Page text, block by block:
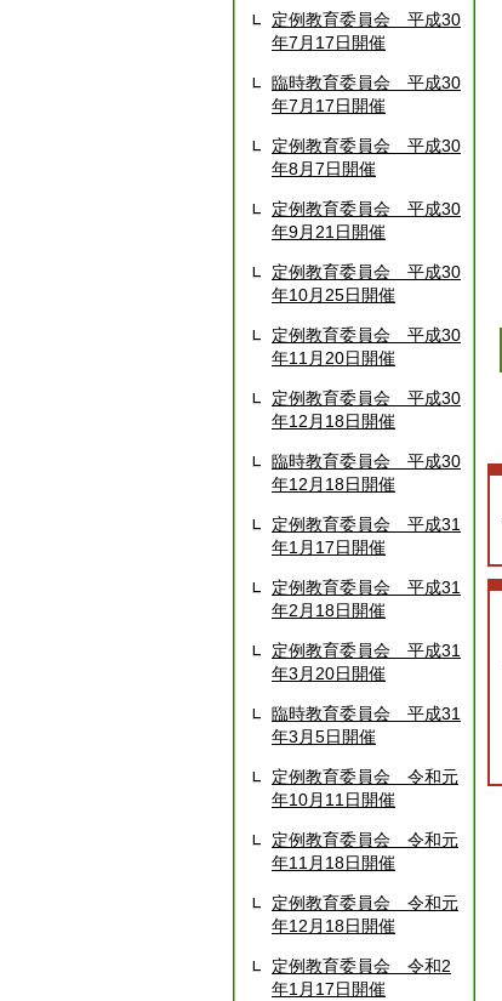
定例教育委員会 平成30
年7月17日開催
臨時教育委員会 平成30
年7月17日開催
定例教育委員会 平成30
年8月7日開催
定例教育委員会 平成30
年9月21日開催
定例教育委員会 平成30
年10月25日開催
定例教育委員会 平成30
年11月20日開催
定例教育委員会 平成30
年12月18日開催
臨時教育委員会 平成30
年12月18日開催
定例教育委員会 平成31
年1月17日開催
定例教育委員会 平成31
年2月18日開催
定例教育委員会 平成31
年3月20日開催
臨時教育委員会 平成31
年3月5日開催
定例教育委員会 令和元
年10月11日開催
定例教育委員会 令和元
年11月18日開催
定例教育委員会 令和元
年12月18日開催
定例教育委員会 令和2
年1月17日開催